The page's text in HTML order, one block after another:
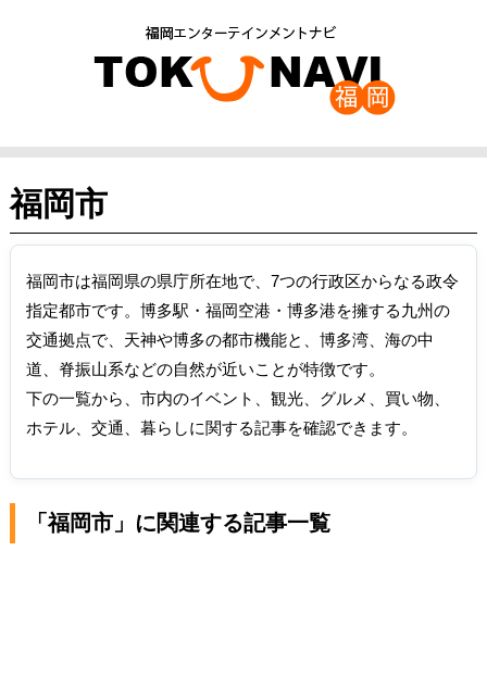
福岡市
福岡市は福岡県の県庁所在地で、7つの行政区からなる政令
指定都市です。博多駅・福岡空港・博多港を擁する九州の
交通拠点で、天神や博多の都市機能と、博多湾、海の中
道、脊振山系などの自然が近いことが特徴です。
下の一覧から、市内のイベント、観光、グルメ、買い物、
ホテル、交通、暮らしに関する記事を確認できます。
「福岡市」に関連する記事一覧